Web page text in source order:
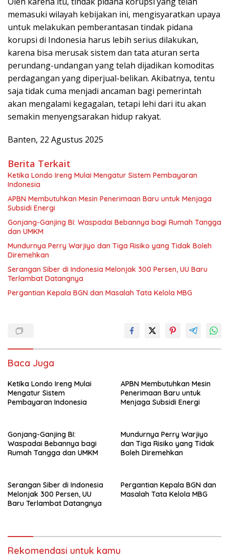
memasuki wilayah kebijakan ini, mengisyaratkan upaya
untuk melakukan pemberantasan tindak pidana
korupsi di Indonesia harus lebih serius dilakukan,
karena bisa merusak sistem dan tata aturan serta
perundang-undangan yang telah dijadikan komoditas
perdagangan yang diperjual-belikan. Akibatnya, tentu
saja tidak cuma menjadi ancaman bagi pemerintah
akan mengalami kegagalan, tetapi lehi dari itu akan
semakin menyengsarakan hidup rakyat.
Banten, 22 Agustus 2025
Berita Terkait
Ketika Londo Ireng Mulai Mengatur Sistem Pembayaran
Indonesia
APBN Membutuhkan Mesin Penerimaan Baru untuk Menjaga
Subsidi Energi
Gonjang-Ganjing BI: Waspadai Bebannya bagi Rumah Tangga
dan UMKM
Mundurnya Perry Warjiyo dan Tiga Risiko yang Tidak Boleh
Diremehkan
Serangan Siber di Indonesia Melonjak 300 Persen, UU Baru
Terlambat Datangnya
Pergantian Kepala BGN dan Masalah Tata Kelola MBG
Baca Juga
Ketika Londo Ireng Mulai
Mengatur Sistem
Pembayaran Indonesia
APBN Membutuhkan Mesin
Penerimaan Baru untuk
Menjaga Subsidi Energi
Gonjang-Ganjing BI:
Waspadai Bebannya bagi
Rumah Tangga dan UMKM
Mundurnya Perry Warjiyo
dan Tiga Risiko yang Tidak
Boleh Diremehkan
Serangan Siber di Indonesia
Melonjak 300 Persen, UU
Baru Terlambat Datangnya
Pergantian Kepala BGN dan
Masalah Tata Kelola MBG
Rekomendasi untuk kamu